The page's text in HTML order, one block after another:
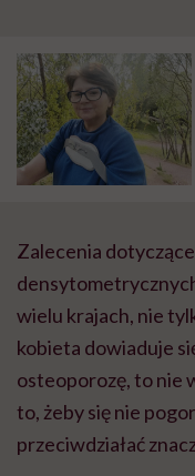
Zalecenia
wielu krajach, nie
kobieta dowiaduje
osteoporozę, to nie
to, żeby się nie
przeciwdziałać